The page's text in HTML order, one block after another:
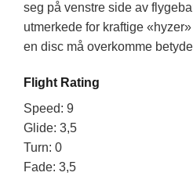
seg på venstre side av
utmerkede for kraftige
en disc må overkomme
Flight Rating
Speed: 9
Glide: 3,5
Turn: 0
Fade: 3,5